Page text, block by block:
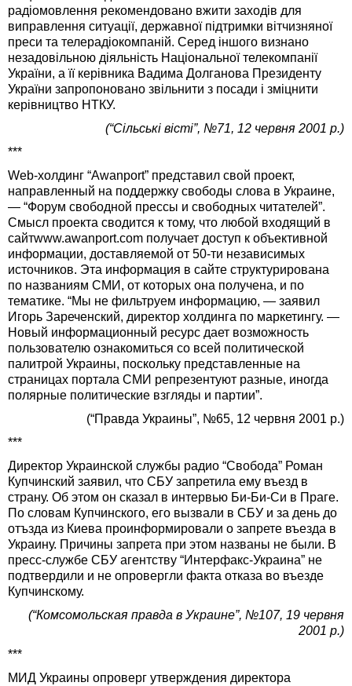
радіомовлення рекомендовано вжити заходів для
виправлення ситуації, державної підтримки вітчизняної
преси та телерадіокомпаній. Серед іншого визнано
незадовільною діяльність Національної телекомпанії
України, а її керівника Вадима Долганова Президенту
України запропоновано звільнити з посади і зміцнити
керівництво НТКУ.
(“Сільські вісті”, №71, 12 червня 2001 р.)
***
Web-холдинг “Awanport” представил свой проект,
направленный на поддержку свободы слова в Украине,
— “Форум свободной прессы и свободных читателей”.
Смысл проекта сводится к тому, что любой входящий в
сайтwww.awanport.com получает доступ к объективной
информации, доставляемой от 50-ти независимых
источников. Эта информация в сайте структурирована
по названиям СМИ, от которых она получена, и по
тематике. “Мы не фильтруем информацию, — заявил
Игорь Зареченский, директор холдинга по маркетингу. —
Новый информационный ресурс дает возможность
пользователю ознакомиться со всей политической
палитрой Украины, поскольку представленные на
страницах портала СМИ репрезентуют разные, иногда
полярные политические взгляды и партии”.
(“Правда Украины”, №65, 12 червня 2001 р.)
***
Директор Украинской службы радио “Свобода” Роман
Купчинский заявил, что СБУ запретила ему въезд в
страну. Об этом он сказал в интервью Би-Би-Си в Праге.
По словам Купчинского, его вызвали в СБУ и за день до
отъзда из Киева проинформировали о запрете въезда в
Украину. Причины запрета при этом названы не были. В
пресс-службе СБУ агентству “Интерфакс-Украина” не
подтвердили и не опровергли факта отказа во въезде
Купчинскому.
(“Комсомольская правда в Украине”, №107, 19 червня
2001 р.)
***
МИД Украины опроверг утверждения директора